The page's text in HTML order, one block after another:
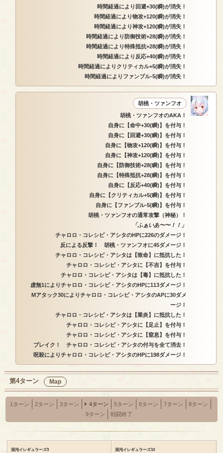
時間経過により回避+30(瞬)が消失！
時間経過により物攻+120(瞬)が消失！
時間経過により神攻+120(瞬)が消失！
時間経過により防御技術+28(瞬)が消失！
時間経過により特殊抵抗+28(瞬)が消失！
時間経過により反応+40(瞬)が消失！
時間経過によりクリティカル+5(瞬)が消失！
時間経過によりファンブル-5(瞬)が消失！
胡桃・ツァンフオ
胡桃・ツァンフオのAKA！
自身に【命中+30(瞬)】を付与！
自身に【回避+30(瞬)】を付与！
自身に【物攻+120(瞬)】を付与！
自身に【神攻+120(瞬)】を付与！
自身に【防御技術+28(瞬)】を付与！
自身に【特殊抵抗+28(瞬)】を付与！
自身に【反応+40(瞬)】を付与！
自身に【クリティカル+5(瞬)】を付与！
自身に【ファンブル-5(瞬)】を付与！
胡桃・ツァンフオの通常攻撃（神秘）！
「ふぁいあ〜〜！！」
チャロロ・コレシピ・アシタのHPに226のダメージ！
反による反撃！ 胡桃・ツァンフオに45ダメージ！
チャロロ・コレシピ・アシタは【致命】に抵抗した！
チャロロ・コレシピ・アシタに【不吉】を付与！
チャロロ・コレシピ・アシタは【毒】に抵抗した！
虚無1によりチャロロ・コレシピ・アシタのHPに113ダメージ！
Mアタック30によりチャロロ・コレシピ・アシタのAPに30ダメ
ージ！
チャロロ・コレシピ・アシタは【業炎】に抵抗した！
チャロロ・コレシピ・アシタに【足止】を付与！
チャロロ・コレシピ・アシタに【窒息】を付与！
ブレイク！ チャロロ・コレシピ・アシタの付与を全て消去！
呪殺によりチャロロ・コレシピ・アシタのHPに198ダメージ！
第4ターン Map
1ターン 2ターン 3ターン 4ターン 5ターン 6ターン 7ターン
8ターン
9ターン
戦闘終了
混沌イレギュラーズ3 混沌イレギュラーズ10